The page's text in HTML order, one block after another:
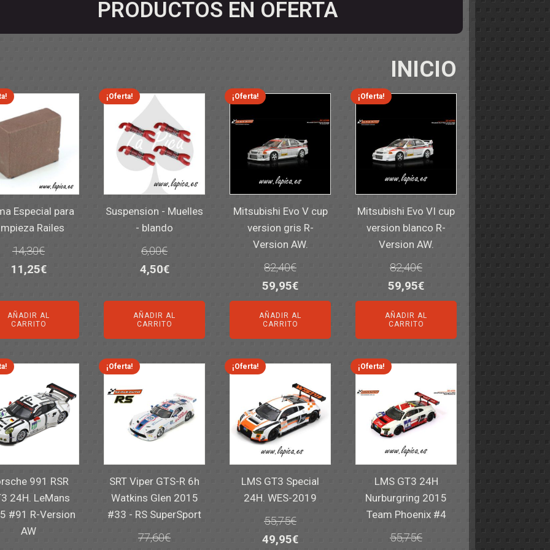
PRODUCTOS EN OFERTA
INICIO
Especial para
Railes
14,30€
El
original
era:
14,30€.
11,25€El
actual
11,25€.
AÑADIR AL
CARRITO
¡Oferta!
Suspension - Muelles
- blando
6,00€
El
original
era:
6,00€.
4,50€El
actual
es:
4,50€.
AÑADIR AL
CARRITO
¡Oferta!
Mitsubishi Evo V cup
version gris R-
Version AW.
82,40€
El
precio
original
era:
82,40€.
59,95€El
precio
actual
es:
AÑADIR AL
CARRITO
¡Oferta!
Mitsubishi Evo VI cup
version blanco R-
Version AW.
82,40€
El
precio
original
era:
82,40€.
59,95€El
precio
actual
es:
AÑADIR AL
CARRITO
991 RSR
24H. LeMans
#91 R-Version
AW
¡Oferta!
SRT Viper GTS-R 6h
Watkins Glen 2015
#33 - RS SuperSport
77,60€
¡Oferta!
LMS GT3 Special
24H. WES-2019
55,75€
El
49,95€El
¡Oferta!
LMS GT3 24H
Nurburgring 2015
Team Phoenix #4
55,75€